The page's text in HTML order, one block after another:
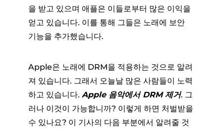
을 받고 있으며 애플은 이들로부터 많은 이익을
얻고 있습니다. 이를 통해 그들은 노래에 보안
기능을 추가했습니다.
Apple은 노래에 DRM을 적용하는 것으로 알려
져 있습니다. 그래서 오늘날 많은 사람들이 노력
하고 있습니다. Apple 음악에서 DRM 제거. 그
러나 이것이 가능합니까? 이렇게 하면 처벌받을
수 있나요? 이 기사의 다음 부분에서 알려줄 것